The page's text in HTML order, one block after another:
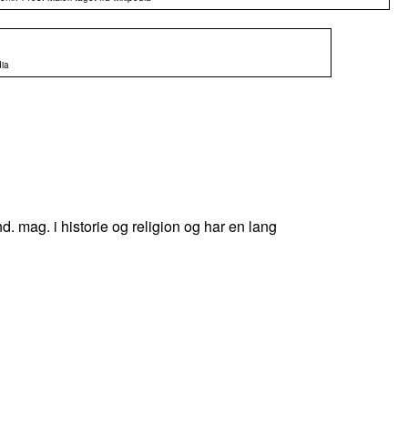
mag. i historie og religion og har en lang